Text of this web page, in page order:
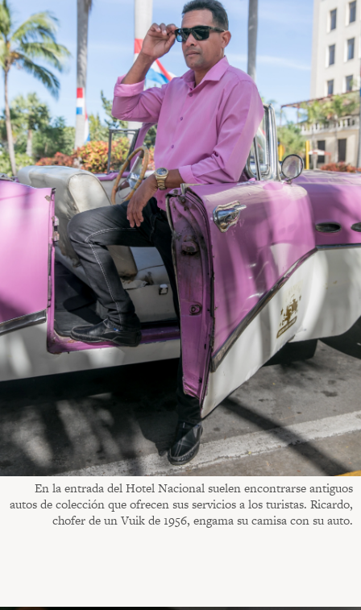
En la entrada del Hotel Nacional suelen encontrarse antiguos
autos de colección que ofrecen sus servicios a los turistas. Ricardo,
chofer de un Vuik de 1956, engama su camisa con su auto.